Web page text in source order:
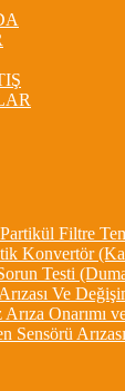
Filtre
Konvertör
Testi
Ve
Onarımı
Sensörü